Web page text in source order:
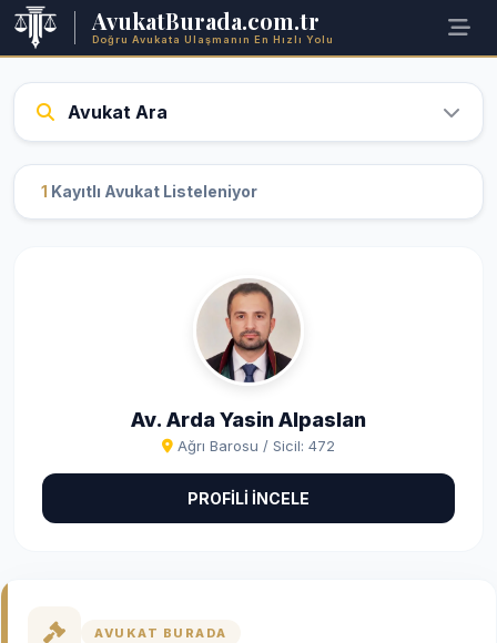
AvukatBurada.com.tr
Doğru Avukata Ulaşmanın En Hızlı Yolu
Avukat Ara
1 Kayıtlı Avukat Listeleniyor
Av. Arda Yasin Alpaslan
Ağrı Barosu / Sicil: 472
PROFİLİ İNCELE
AVUKAT BURADA